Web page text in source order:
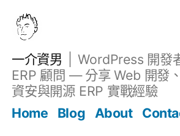
一介資男
WordPress 開發
ERP 顧問 — 分享 Web 開發
資安與開源 ERP 實戰經驗
Home
Blog About
文章